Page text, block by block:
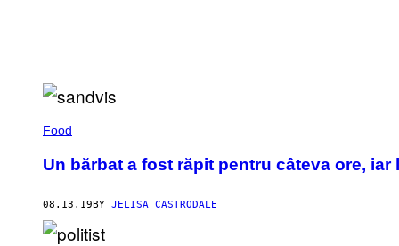
Food
Un bărbat a fost răpit pentru câteva ore,
08.13.19BY JELISA CASTRODALE